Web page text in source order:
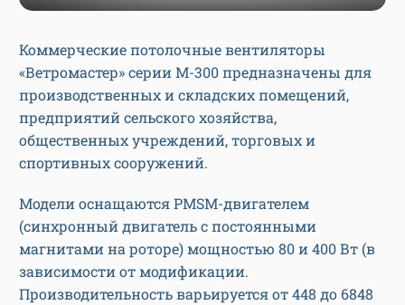
Коммерческие потолочные вентиляторы
«Ветромастер» серии М-300 предназначены для
производственных и складских помещений,
предприятий сельского хозяйства,
общественных учреждений, торговых и
спортивных сооружений.
Модели оснащаются PMSM-двигателем
(синхронный двигатель с постоянными
магнитами на роторе) мощностью 80 и 400 Вт (в
зависимости от модификации.
Производительность варьируется от 448 до 6848